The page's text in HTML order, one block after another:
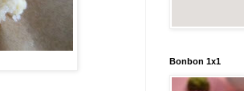
Bonbon 1x1